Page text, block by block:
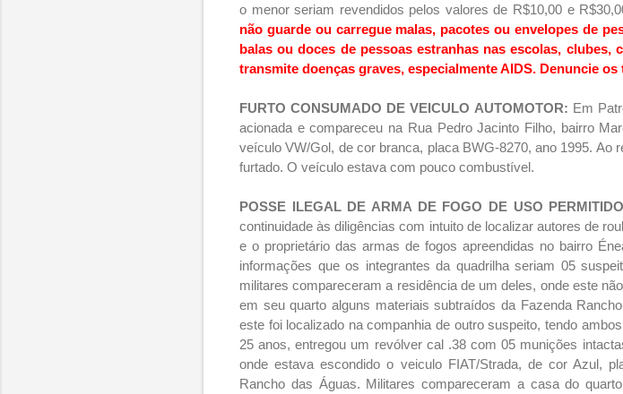
o menor seriam revendidos pelos valores de R$10,00 e
não guarde ou carregue malas, pacotes ou envelopes de
balas ou doces de pessoas estranhas nas escolas,
transmite doenças graves, especialmente AIDS. Denuncie
FURTO CONSUMADO DE VEICULO AUTOMOTOR: Em
acionada e compareceu na Rua Pedro Jacinto Filho, bairro
veículo VW/Gol, de cor branca, placa BWG-8270, ano 1995. Ao
furtado. O veículo estava com pouco combustível.
POSSE ILEGAL DE ARMA DE FOGO DE USO
continuidade às diligências com intuito de localizar autores de
e o proprietário das armas de fogos apreendidas no bairro
informações que os integrantes da quadrilha seriam 05
militares compareceram a residência de um deles, onde este
em seu quarto alguns materiais subtraídos da Fazenda
este foi localizado na companhia de outro suspeito, tendo
25 anos, entregou um revólver cal .38 com 05 munições
onde estava escondido o veiculo FIAT/Strada, de cor Azul,
Rancho das Águas. Militares compareceram a casa do